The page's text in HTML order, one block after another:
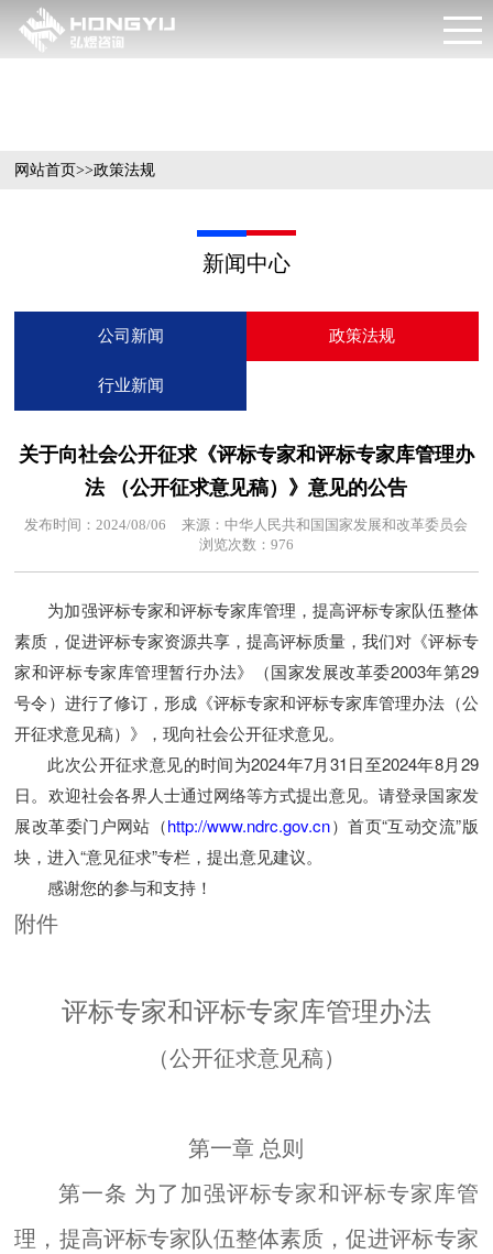
网站首页>>政策法规
新闻中心
公司新闻 政策法规
行业新闻
关于向社会公开征求《评标专家和评标专家库管理办
法 （公开征求意见稿）》意见的公告
发布时间：2024/08/06
来源：中华人民共和国国家发展和改革委员会
浏览次数：976
为加强评标专家和评标专家库管理，提高评标专家队伍整体
素质，促进评标专家资源共享，提高评标质量，我们对《评标专
家和评标专家库管理暂行办法》（国家发展改革委2003年第29
号令）进行了修订，形成《评标专家和评标专家库管理办法（公
开征求意见稿）》，现向社会公开征求意见。
此次公开征求意见的时间为2024年7月31日至2024年8月29
日。欢迎社会各界人士通过网络等方式提出意见。请登录国家发
展改革委门户网站（http://www.ndrc.gov.cn）首页“互动交流”版
块，进入“意见征求”专栏，提出意见建议。
感谢您的参与和支持！
附件
评标专家和评标专家库管理办法
（公开征求意见稿）
第一章 总则
第一条 为了加强评标专家和评标专家库管
理，提高评标专家队伍整体素质，促进评标专家